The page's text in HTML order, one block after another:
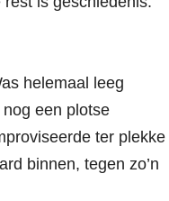
helemaal leeg
een plotse
ter plekke
binnen, tegen zo’n